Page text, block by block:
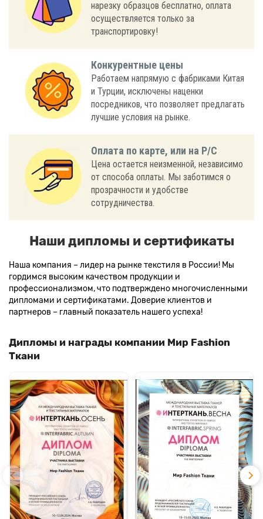
нарезку образцов бесплатно, оплата
осуществляется только за
транспортировку!
Конкурентные цены
Работаем напрямую с фабриками Китая
и Турции, исключены наценки
посредников, что позволяет предлагать
лучшие условия на рынке.
Оплата по карте, или на Р/С
Цена остается неизменной, независимо
от способа оплаты. Мы заботимся о
прозрачности и удобстве
сотрудничества.
Наши дипломы и сертификаты
Наша компания – лидер на рынке текстиля в России! Мы
гордимся высоким качеством продукции и
профессионализмом, что подтверждено многочисленными
дипломами и сертификатами. Доверие клиентов и
партнеров – главный показатель нашего успеха!
Дипломы и награды компании Мир Fashion
Ткани